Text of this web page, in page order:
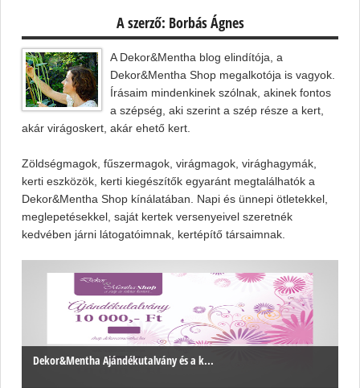
A szerző: Borbás Ágnes
A Dekor&Mentha blog elindítója, a
Dekor&Mentha Shop megalkotója is vagyok.
Írásaim mindenkinek szólnak, akinek fontos
a szépség, aki szerint a szép része a kert,
akár virágoskert, akár ehető kert.
Zöldségmagok, fűszermagok, virágmagok, virághagymák,
kerti eszközök, kerti kiegészítők egyaránt megtalálhatók a
Dekor&Mentha Shop kínálatában. Napi és ünnepi ötletekkel,
meglepetésekkel, saját kertek versenyeivel szeretnék
kedvében járni látogatóimnak, kertépítő társaimnak.
Dekor&Mentha Ajándékutalvány és a k...